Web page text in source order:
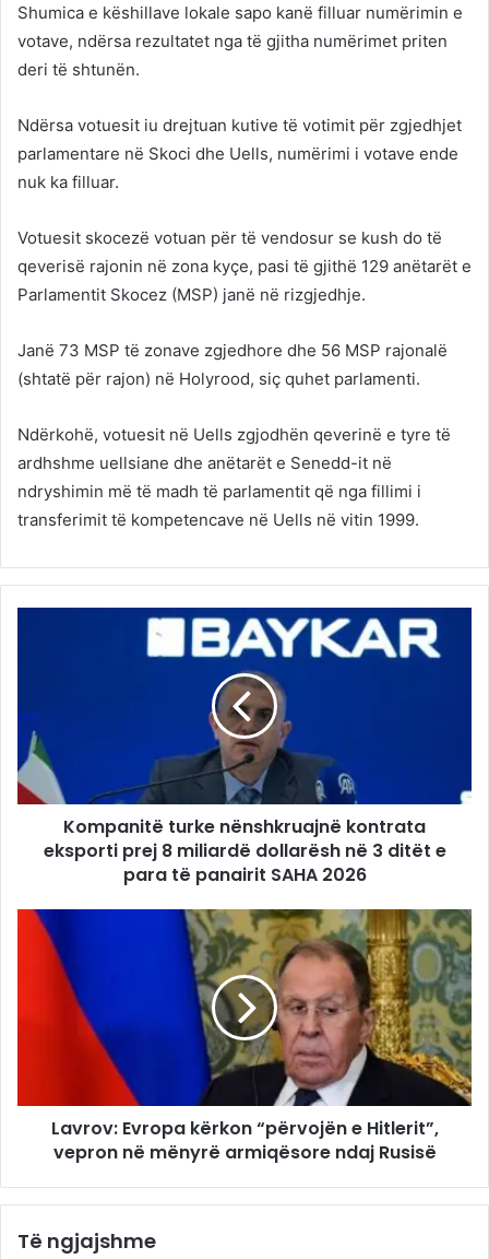
Shumica e këshillave lokale sapo kanë filluar numërimin e
votave, ndërsa rezultatet nga të gjitha numërimet priten
deri të shtunën.
Ndërsa votuesit iu drejtuan kutive të votimit për zgjedhjet
parlamentare në Skoci dhe Uells, numërimi i votave ende
nuk ka filluar.
Votuesit skocezë votuan për të vendosur se kush do të
qeverisë rajonin në zona kyçe, pasi të gjithë 129 anëtarët e
Parlamentit Skocez (MSP) janë në rizgjedhje.
Janë 73 MSP të zonave zgjedhore dhe 56 MSP rajonalë
(shtatë për rajon) në Holyrood, siç quhet parlamenti.
Ndërkohë, votuesit në Uells zgjodhën qeverinë e tyre të
ardhshme uellsiane dhe anëtarët e Senedd-it në
ndryshimin më të madh të parlamentit që nga fillimi i
transferimit të kompetencave në Uells në vitin 1999.
Kompanitë turke nënshkruajnë kontrata
eksporti prej 8 miliardë dollarësh në 3 ditët e
para të panairit SAHA 2026
Lavrov: Evropa kërkon “përvojën e Hitlerit”,
vepron në mënyrë armiqësore ndaj Rusisë
Të ngjajshme